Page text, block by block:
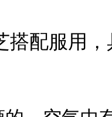
搭配服用